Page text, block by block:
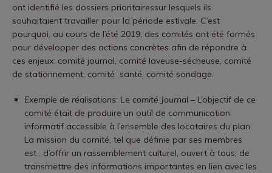
ont identifié les dossiers prioritairessur lesquels ils
souhaitaient travailler pour la période estivale. C’est
pourquoi, au cours de l’été 2019, des comités ont été formés
pour développer des actions concrètes afin de répondre à
ces enjeux: comité journal, comité laveuse-sécheuse, comité
de stationnement, comité santé, comité sondage.
Exemple de réalisations: Le comité Journal – L’objectif de ce
comité était de produire un outil de communication
informatif accessible à l’ensemble des locataires du plan.
La mission du comité, tel que définie par ses membres
est : d’offrir un rassemblement culturel, ouvert à tous; de
transmettre des informations importantes en lien avec les